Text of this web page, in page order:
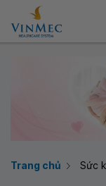
Trang chủ Sức